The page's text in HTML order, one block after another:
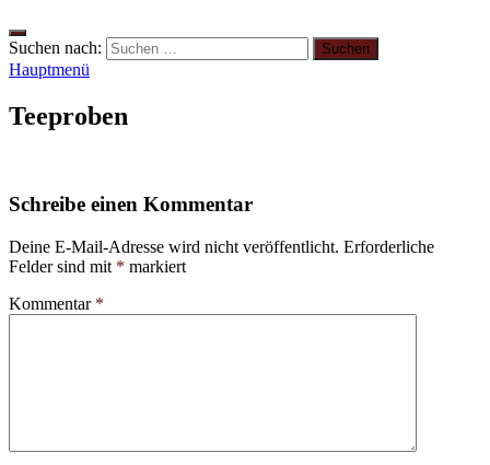
Suchen nach:
Hauptmenü
Teeproben
Schreibe einen Kommentar
Deine E-Mail-Adresse wird nicht veröffentlicht. Erforderliche
Felder sind mit * markiert
Kommentar *